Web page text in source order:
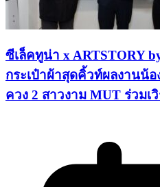
ซีเล็คทูน่า x ARTSTORY
กระเป๋าผ้าสุดคิ้วท์ผลงานน้
ควง 2 สาวงาม MUT ร่วม